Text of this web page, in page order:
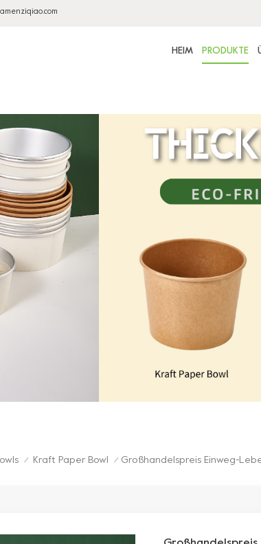
HEIM PRODUKTE
/ Kraft Paper Bowl / Großhandelspreis Einweg-